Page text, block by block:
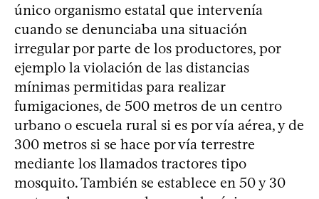
único organismo estatal que intervenía
cuando se denunciaba una situación
irregular por parte de los productores, por
ejemplo la violación de las distancias
mínimas permitidas para realizar
fumigaciones, de 500 metros de un centro
urbano o escuela rural si es por vía aérea, y de
300 metros si se hace por vía terrestre
mediante los llamados tractores tipo
mosquito. También se establece en 50 y 30